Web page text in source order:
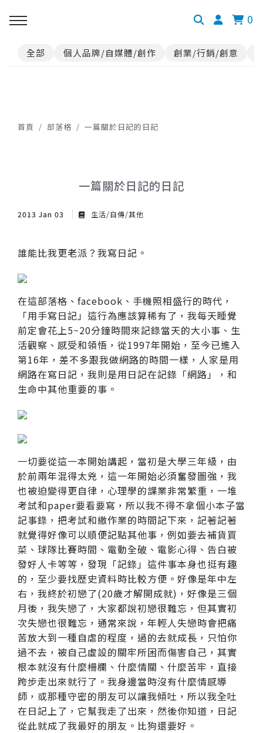
0
全部 個人品牌/自媒體/創作 創業/行銷/創意
首頁 部落格 一篇關於日記的日記
一篇關於日記的日記
2013 Jan 03 生活/自傳/其他
誰能比我更老派？我寫日記。
在這部落格、facebook、手機照相盛行的時代，
「用手寫日記」這行為應該算稀有了，我每天睡覺
前定會花上5~20分鐘時間來記錄當天的大小事、生
活觀察、感受和領悟，從1997年開始，至今已進入
第16年，差不多跟我做網路的時間一樣，人家是用
網路在寫日記，我則是用日記在記錄「網路」，和
生命中其他重要的事。
一切要從這一本開始講起，當初是大學三年級，由
於前兩年混得太兇，這一年開始必須奮發圖強，我
也被迫變得更自律，心理學的課業非常繁重，一堆
考試和paper要看要寫，所以我不得不拿個小本子當
記事錄，把考試和繳作業的時間記下來，記著記著
就覺得好像可以順便記點其他事，例如要去補貨買
菜、球隊比賽時間、電動全破、電影心得、告白被
發好人卡等等，發現「記錄」這件事本身也挺有趣
的，至少要找歷史資料時比較方便。好像是年中左
右，我終於初戀了(20歲才解開成就)，好像是三個
月後，我失戀了，大家都說初戀很難忘，但其實初
次失戀也很難忘，通常來說，年輕人失戀時會把痛
苦放大到一種自虐的程度，過的去就成長，只怕你
過不去，被自己虛設的關牢所困而傷害自己，其實
根本就沒有什麼柵欄、什麼情關、什麼苦牢，直接
跨步走出來就行了。我身邊當時沒有什麼情感導
師，或那種守密的朋友可以讓我傾吐，所以我全吐
在日記上了，它幫我走了出來，然後你知道，日記
從此就成了我最好的朋友。比狗還要好。